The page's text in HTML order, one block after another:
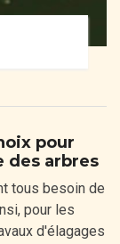
pour
des arbres
tous besoin de
pour les
d'élagages